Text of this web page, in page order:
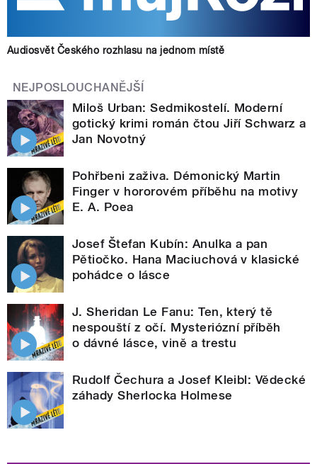
Audiosvět Českého rozhlasu na jednom místě
NEJPOSLOUCHANĚJŠÍ
Miloš Urban: Sedmikostelí. Moderní
gotický krimi román čtou Jiří Schwarz a
Jan Novotný
Pohřbeni zaživa. Démonický Martin
Finger v hororovém příběhu na motivy
E. A. Poea
Josef Štefan Kubín: Anulka a pan
Pětiočko. Hana Maciuchová v klasické
pohádce o lásce
J. Sheridan Le Fanu: Ten, který tě
nespouští z očí. Mysteriózní příběh
o dávné lásce, vině a trestu
Rudolf Čechura a Josef Kleibl: Vědecké
záhady Sherlocka Holmese